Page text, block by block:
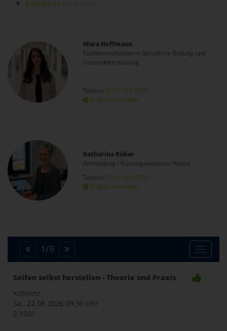
Kochkurse
Mara Hoffmann
Fachbereichsleiterin Berufliche Bildung und
Gesundheitsbildung
Telefon 0261 129-3705
E-Mail schreiben
Katharina Rüber
Anmeldung / Kursorganisation / Kasse
Telefon 0261 129-3702
E-Mail schreiben
Toggle
1/9
Seifen selbst herstellen - Theorie und Praxis
Koblenz
Sa., 22.08.2026 09:30 Uhr
2.1001